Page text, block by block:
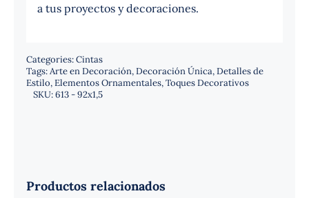
a tus proyectos y decoraciones.
Categories:Cintas
Tags:Arte en Decoración,Decoración Única,Detalles de
Estilo,Elementos Ornamentales,Toques Decorativos
SKU:613 - 92x1,5
Productos relacionados